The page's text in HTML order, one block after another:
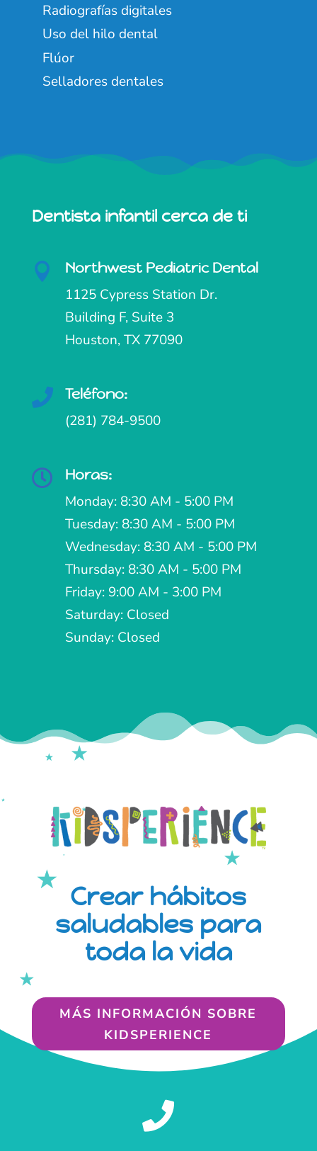
Radiografías digitales
Uso del hilo dental
Flúor
Selladores dentales
Dentista infantil cerca de ti
 Northwest Pediatric Dental
1125 Cypress Station Dr.
Building F, Suite 3
Houston, TX 77090
 Teléfono:
(281) 784-9500
 Horas:
Monday: 8:30 AM - 5:00 PM
Tuesday: 8:30 AM - 5:00 PM
Wednesday: 8:30 AM - 5:00 PM
Thursday: 8:30 AM - 5:00 PM
Friday: 9:00 AM - 3:00 PM
Saturday: Closed
Sunday: Closed
Crear hábitos
saludables para
toda la vida
MÁS INFORMACIÓN SOBRE
KIDSPERIENCE
